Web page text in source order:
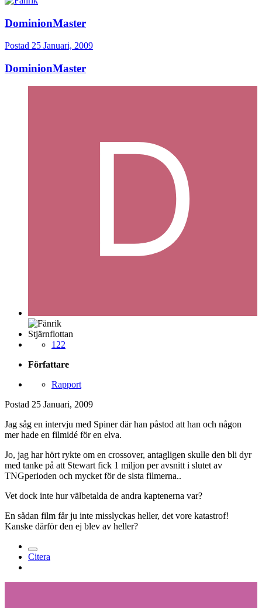
DominionMaster
Postad 25 Januari, 2009
DominionMaster
Stjärnflottan
122
Författare
Rapport
Postad 25 Januari, 2009
Jag såg en intervju med Spiner där han påstod att han och någon
mer hade en filmidé för en elva.
Jo, jag har hört rykte om en crossover, antagligen skulle den bli dyr
med tanke på att Stewart fick 1 miljon per avsnitt i slutet av
TNGperioden och mycket för de sista filmerna..
Vet dock inte hur välbetalda de andra kaptenerna var?
En sådan film får ju inte misslyckas heller, det vore katastrof!
Kanske därför den ej blev av heller?
Citera